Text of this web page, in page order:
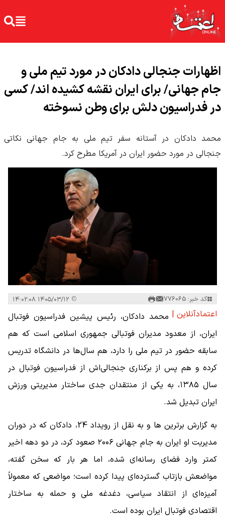
اظهارات جنجالی دادکان در مورد تیم ملی و
جام جهانی/ برای ایران نقشه کشیده اند/ کسی
در فدراسیون دلش برای وطن نسوخته
محمد دادکان در آستانه سفر تیم ملی به جام جهانی نکاتی
جنجالی در مورد حضور ایران در آمریکا مطرح کرد.
کد خبر: 776065
اعتمادآنلاین | محمد دادکان، رئیس پیشین فدراسیون فوتبال
ایران، از معدود مدیران فوتبالی جمهوری اسلامی است که هم
سابقه حضور در تیم ملی را دارد، هم سال‌ها در دانشگاه تدریس
کرده و هم پس از برکناری جنجالی‌اش از فدراسیون فوتبال در
سال ۱۳۸۵، به یکی از منتقدان جدی ساختار مدیریتی ورزش
ایران تبدیل شد.
به گزارش برترین ها و به نقل از رویداد 24، دادکان که در دوران
مدیریت او ایران به جام جهانی ۲۰۰۶ صعود کرد، در دو دهه اخیر
کمتر وارد فضای رسانه‌ای شده، اما هر بار که سخن گفته،
مواضعش بازتاب گسترده‌ای پیدا کرده است؛ مواضعی که معمولاً
آمیزه‌ای از انتقاد سیاسی، دغدغه ملی و حمله به ساختار
اقتصادی فوتبال ایران بوده است.